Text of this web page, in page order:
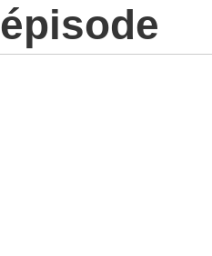
épisode